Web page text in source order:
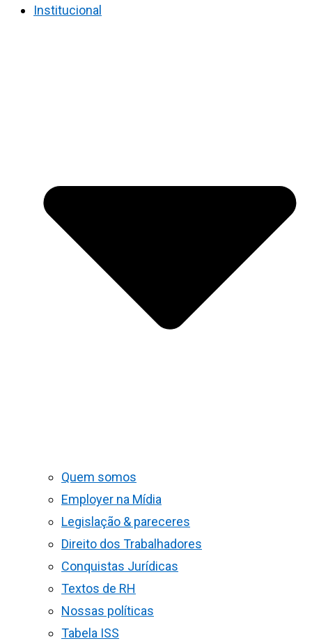
Institucional
Quem somos
Employer na Mídia
Legislação & pareceres
Direito dos Trabalhadores
Conquistas Jurídicas
Textos de RH
Nossas políticas
Tabela ISS